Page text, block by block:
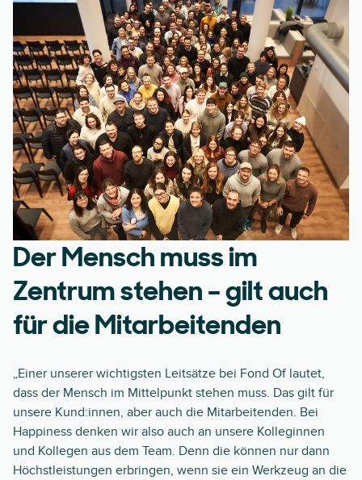
Der Mensch muss im
Zentrum stehen – gilt auch
für die Mitarbeitenden
„Einer unserer wichtigsten Leitsätze bei Fond Of lautet,
dass der Mensch im Mittelpunkt stehen muss. Das gilt für
unsere Kund:innen, aber auch die Mitarbeitenden. Bei
Happiness denken wir also auch an unsere Kolleginnen
und Kollegen aus dem Team. Denn die können nur dann
Höchstleistungen erbringen, wenn sie ein Werkzeug an die